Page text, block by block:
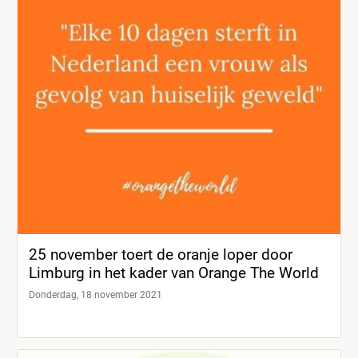
25 november toert de oranje loper door
Limburg in het kader van Orange The World
Donderdag, 18 november 2021